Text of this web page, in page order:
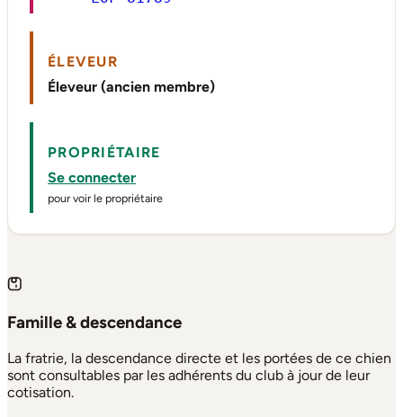
ÉLEVEUR
Éleveur (ancien membre)
PROPRIÉTAIRE
Se connecter
pour voir le propriétaire
Famille & descendance
La fratrie, la descendance directe et les portées de ce chien
sont consultables par les adhérents du club à jour de leur
cotisation.